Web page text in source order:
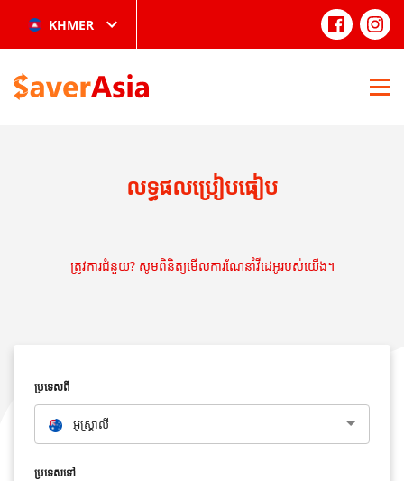
KHMER
លទ្ធផលប្រៀបធៀប
ត្រូវការជំនួយ? សូមពិនិត្យមើលការណែនាំវីដេអូរបស់យើង។
ប្រទេសពី
អូស្រ្តាលី​
ប្រទេសទៅ